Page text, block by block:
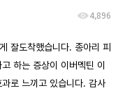
4,896
잘도착했습니다. 종아리 피
하는 증상이 이버멕틴 이
로 느끼고 있습니다. 감사